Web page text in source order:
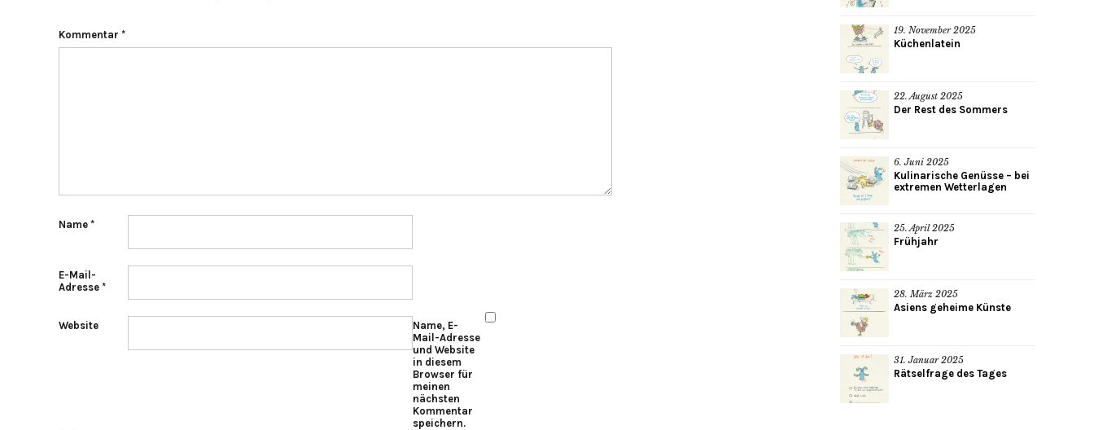
Kommentar *
Name *
E-Mail-
Adresse *
Website
Name, E-
Mail-Adresse
und Website
in diesem
Browser für
meinen
nächsten
Kommentar
speichern.
19. November 2025
Küchenlatein
22. August 2025
Der Rest des Sommers
6. Juni 2025
Kulinarische Genüsse – bei
extremen Wetterlagen
25. April 2025
Frühjahr
28. März 2025
Asiens geheime Künste
31. Januar 2025
Rätselfrage des Tages